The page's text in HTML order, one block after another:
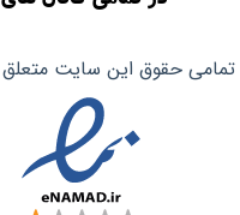
تمامی حقوق این سایت متعلق